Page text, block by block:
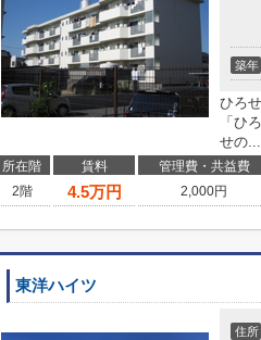
築年
ひろ
「ひ
せの...
所在階 賃料 管理費・共益費
2階
4.5万円 2,000円
東洋ハイツ
住所